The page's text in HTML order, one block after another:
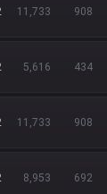
11,733 908
5,616 434
11,733 908
8,953 692